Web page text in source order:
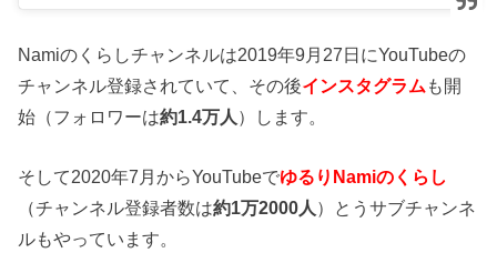
Namiのくらしチャンネルは2019年9月27日にYouTubeの
チャンネル登録されていて、その後インスタグラム も開
始（フォロワーは約1.4万人 ）します。
そして2020年7月からYouTubeでゆるりNamiのくらし
（チャンネル登録者数は約1万2000人 ）とうサブチャンネ
ルもやっています。